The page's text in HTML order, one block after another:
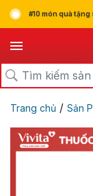
#10 món quà
Trang chủ / Sản